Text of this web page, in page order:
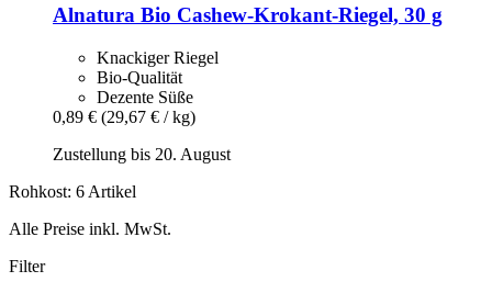
Alnatura Bio Cashew-​Krokant-​Riegel, 30 g
Knackiger Riegel
Bio-Qualität
Dezente Süße
0,89 € (29,67 € / kg)
Zustellung bis 20. August
Rohkost: 6 Artikel
Alle Preise inkl. MwSt.
Filter